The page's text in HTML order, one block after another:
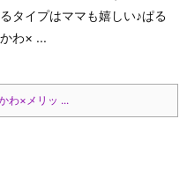
タイプはママも嬉しい♪ぱる
かわ× ...
わ×メリッ ...